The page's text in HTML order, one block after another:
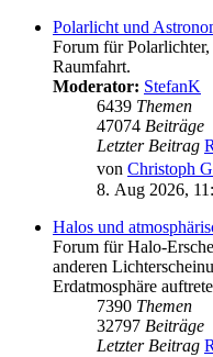
Polarlicht und
Forum für
Raumfahrt.
Moderator: StefanK
6439 Themen
47074 Beiträge
Letzter Beitrag
von Christoph
8. Aug 2026,
Halos und
Forum für Halo-
anderen
Erdatmosphäre
7390 Themen
32797 Beiträge
Letzter Beitrag